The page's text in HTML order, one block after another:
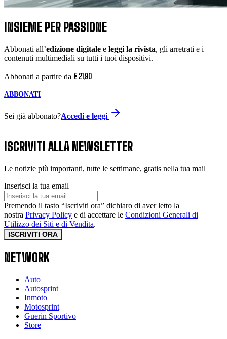
INSIEME PER PASSIONE
Abbonati all’edizione digitale e leggi la rivista, gli arretrati e i
contenuti multimediali su tutti i tuoi dispositivi.
Abbonati a partire da € 21,90
ABBONATI
Sei già abbonato?Accedi e leggi
ISCRIVITI ALLA NEWSLETTER
Le notizie più importanti, tutte le settimane, gratis nella tua mail
Inserisci la tua email
Premendo il tasto “Iscriviti ora” dichiaro di aver letto la
nostra Privacy Policy e di accettare le Condizioni Generali di
Utilizzo dei Siti e di Vendita.
ISCRIVITI ORA
NETWORK
Auto
Autosprint
Inmoto
Motosprint
Guerin Sportivo
Store